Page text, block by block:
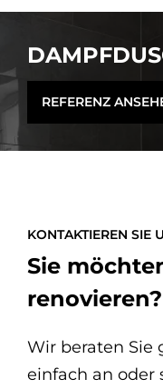
REFERENZ
KONTAKTIEREN SIE
Sie
renovieren?
Wir beraten Sie
einfach an oder